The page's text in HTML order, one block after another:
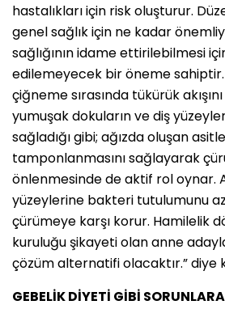
hastalıkları için risk oluşturur.
genel sağlık için ne kadar
sağlığının idame ettirilebilmesi
edilemeyecek bir öneme sahiptir.
çiğneme sırasında tükürük
yumuşak dokuların ve diş
sağladığı gibi; ağızda oluşan
tamponlanmasını sağlayarak
önlenmesinde de aktif rol oynar.
yüzeylerine bakteri tutulumunu
çürümeye karşı korur. Hamilelik
kuruluğu şikayeti olan anne
çözüm alternatifi olacaktır.” diye
GEBELİK DİYETİ GİBİ